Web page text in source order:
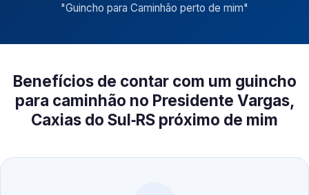
"Guincho para Caminhão perto de mim"
Benefícios de contar com um guincho
para caminhão no Presidente Vargas,
Caxias do Sul‑RS próximo de mim